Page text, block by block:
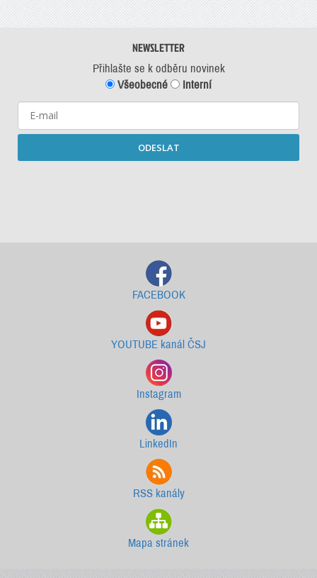
NEWSLETTER
Přihlašte se k odběru novinek
Všeobecné
Interní
ODESLAT
FACEBOOK
YOUTUBE kanál ČSJ
Instagram
LinkedIn
RSS kanály
Mapa stránek